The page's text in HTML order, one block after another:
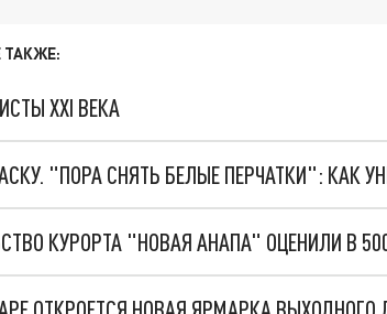
ТАКЖЕ:
XXI ВЕКА
"ПОРА СНЯТЬ БЕЛЫЕ ПЕРЧАТКИ": КАК
КУРОРТА "НОВАЯ АНАПА" ОЦЕНИЛИ В